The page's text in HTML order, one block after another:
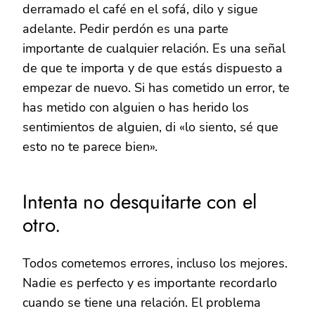
derramado el café en el sofá, dilo y sigue
adelante. Pedir perdón es una parte
importante de cualquier relación. Es una señal
de que te importa y de que estás dispuesto a
empezar de nuevo. Si has cometido un error, te
has metido con alguien o has herido los
sentimientos de alguien, di «lo siento, sé que
esto no te parece bien».
Intenta no desquitarte con el
otro.
Todos cometemos errores, incluso los mejores.
Nadie es perfecto y es importante recordarlo
cuando se tiene una relación. El problema